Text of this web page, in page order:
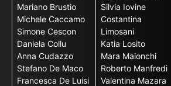
Mariano Brustio
Michele Caccamo
Simone Cescon
Daniela Collu
Anna Cudazzo
Stefano De Maco
Francesca De Luisi
Silvia Iovine
Costantina
Limosani
Katia Losito
Mara Maionchi
Roberto Manfredi
Valentina Mazara